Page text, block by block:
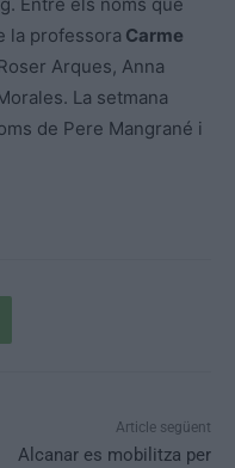
Entre els noms que
la professora Carme
Arques, Anna
La setmana
de Pere Mangrané i
Article següent
Alcanar es mobilitza per